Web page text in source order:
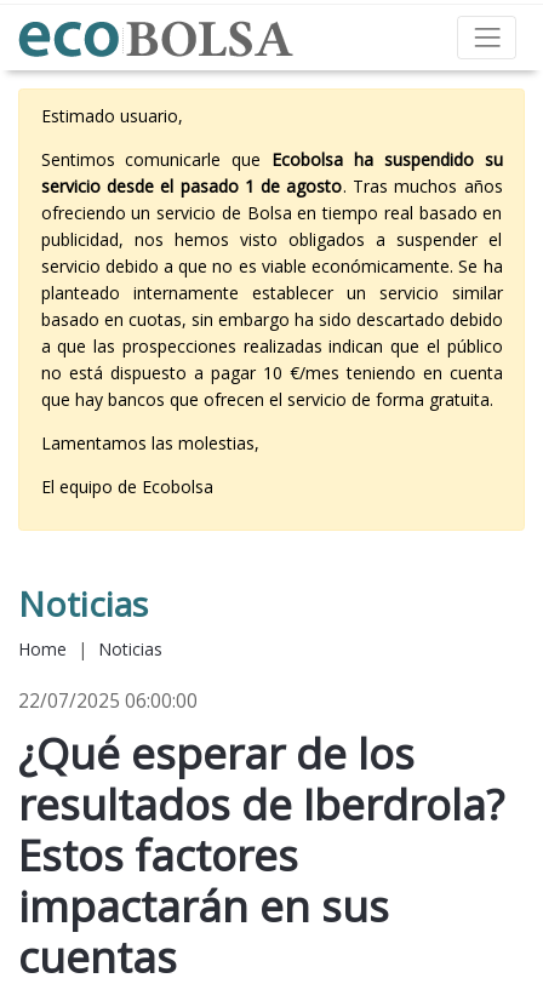
Estimado usuario,
Sentimos comunicarle que Ecobolsa ha suspendido su
servicio desde el pasado 1 de agosto. Tras muchos años
ofreciendo un servicio de Bolsa en tiempo real basado en
publicidad, nos hemos visto obligados a suspender el
servicio debido a que no es viable económicamente. Se ha
planteado internamente establecer un servicio similar
basado en cuotas, sin embargo ha sido descartado debido
a que las prospecciones realizadas indican que el público
no está dispuesto a pagar 10 €/mes teniendo en cuenta
que hay bancos que ofrecen el servicio de forma gratuita.
Lamentamos las molestias,
El equipo de Ecobolsa
Noticias
Home | Noticias
22/07/2025 06:00:00
¿Qué esperar de los
resultados de Iberdrola?
Estos factores
impactarán en sus
cuentas